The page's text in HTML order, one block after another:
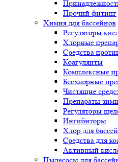
Прочий фитинг
Химия для бассейнов
Регуляторы
Хлорные
Средства
Коагулянты
Комплексные
Бесхлорные
Чистящие
Препараты
Регуляторы
Ингибиторы
Хлор для
Средства для
Активный
Пылесосы для